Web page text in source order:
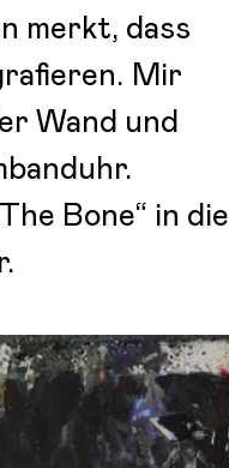
merkt, dass
Mir
Wand und
Bone“ in die